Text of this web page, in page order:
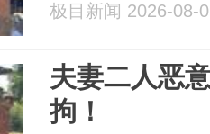
极目新闻 2026-08-
夫妻二人恶
拘！